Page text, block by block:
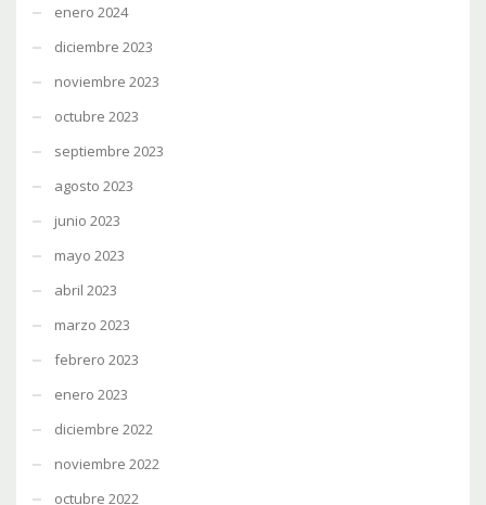
enero 2024
diciembre 2023
noviembre 2023
octubre 2023
septiembre 2023
agosto 2023
junio 2023
mayo 2023
abril 2023
marzo 2023
febrero 2023
enero 2023
diciembre 2022
noviembre 2022
octubre 2022